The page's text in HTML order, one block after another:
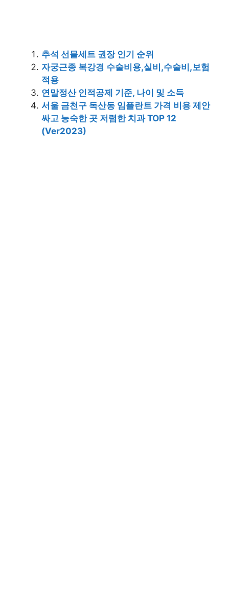
추석 선물세트 권장 인기 순위
자궁근종 복강경 수술비용,실비,수술비,보험
적용
연말정산 인적공제 기준, 나이 및 소득
서울 금천구 독산동 임플란트 가격 비용 제안
싸고 능숙한 곳 저렴한 치과 TOP 12
(Ver2023)